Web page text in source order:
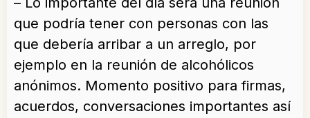
que podría tener con personas con las
que debería arribar a un arreglo, por
ejemplo en la reunión de alcohólicos
anónimos. Momento positivo para firmas,
acuerdos, conversaciones importantes así